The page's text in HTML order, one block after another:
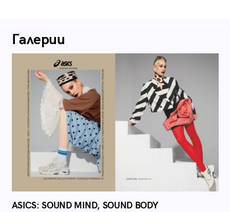
Галерии
ASICS: SOUND MIND, SOUND BODY